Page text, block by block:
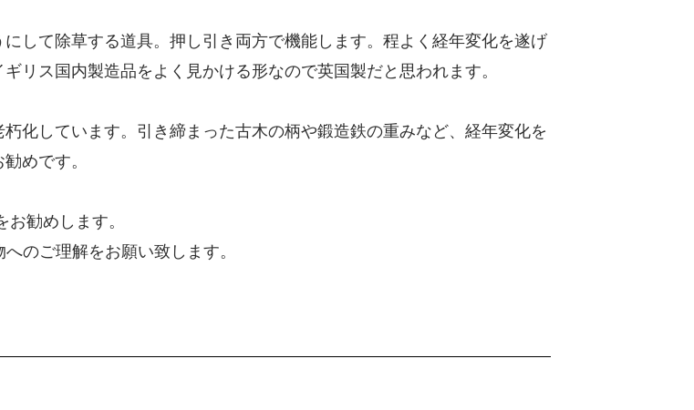
して除草する道具。押し引き両方で機能します。程よく経年変化を遂げ
リス国内製造品をよく見かける形なので英国製だと思われます。
化しています。引き締まった古木の柄や鍛造鉄の重みなど、経年変化を
めです。
勧めします。
のご理解をお願い致します。